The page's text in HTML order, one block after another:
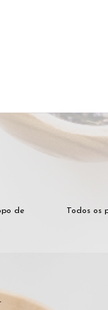
de
Todos os